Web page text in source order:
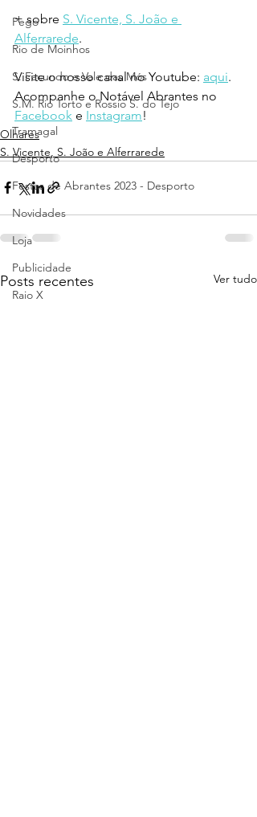
Pego
Rio de Moinhos
S. Facundo e Vale das Mós
S.M. Rio Torto e Rossio S. do Tejo
Tramagal
Desporto
Festas de Abrantes 2023 - Desporto
Novidades
Loja
Publicidade
Raio X
+ sobre S. Vicente, S. João e
Alferrarede.
Visite o nosso canal no Youtube: aqui.
Acompanhe o Notável Abrantes no
Facebook e Instagram!
Olhares
S. Vicente, S. João e Alferrarede
Posts recentes Ver tudo